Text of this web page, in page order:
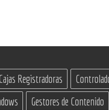
Registradoras
Gestores de Contenido